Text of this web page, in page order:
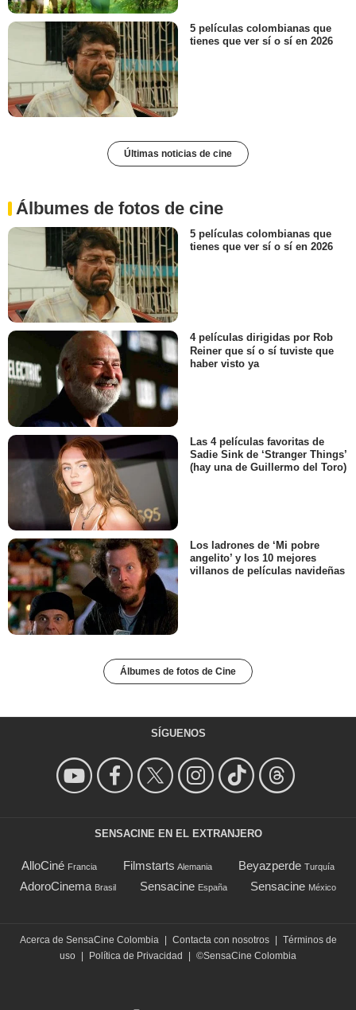
5 películas colombianas que
tienes que ver sí o sí en 2026
Últimas noticias de cine
Álbumes de fotos de cine
5 películas colombianas que
tienes que ver sí o sí en 2026
4 películas dirigidas por Rob
Reiner que sí o sí tuviste que
haber visto ya
Las 4 películas favoritas de
Sadie Sink de ‘Stranger Things’
(hay una de Guillermo del Toro)
Los ladrones de ‘Mi pobre
angelito’ y los 10 mejores
villanos de películas navideñas
Álbumes de fotos de Cine
SÍGUENOS
SENSACINE EN EL EXTRANJERO
AlloCiné Francia Filmstarts Alemania Beyazperde Turquía
AdoroCinema Brasil Sensacine España Sensacine México
Acerca de SensaCine Colombia | Contacta con nosotros | Términos de
uso | Política de Privacidad | ©SensaCine Colombia